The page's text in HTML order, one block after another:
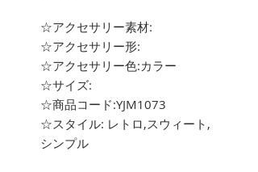
☆アクセサリー素材:
☆アクセサリー形:
☆アクセサリー色:カラー
☆サイズ:
☆商品コード:YJM1073
☆スタイル: レトロ,スウィート,
シンプル